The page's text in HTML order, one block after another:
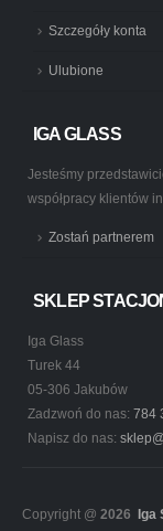
Szczegóły konta
Ulubione
IGA GLASS
Jesteśmy
współpracy klientów
Zostań partnerem
SKLEP
Iga Glass
Turek 44
05-306 Jakubów
Zadzwoń do nas: 784
Napisz do nas:
Copyright @ 2026 Iga